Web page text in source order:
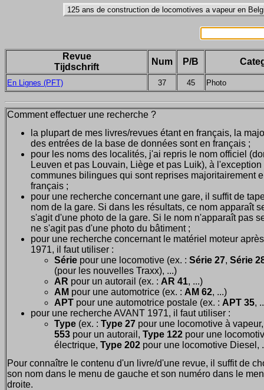
Revue
Tijdschrift
Num P/B
En Lignes (PFT) 37 45 Photo
Comment effectuer une recherche ?
la plupart de mes livres/revues étant en français, la
des entrées de la base de données sont en français ;
pour les noms des localités, j'ai repris le nom officiel
Leuven et pas Louvain, Liège et pas Luik), à l'exception
communes bilingues qui sont reprises majoritairement
français ;
pour une recherche concernant une gare, il suffit de
nom de la gare. Si dans les résultats, ce nom apparaît
s'agit d'une photo de la gare. Si le nom n'apparaît pas
ne s'agit pas d'une photo du bâtiment ;
pour une recherche concernant le matériel moteur après
1971, il faut utiliser :
Série pour une locomotive (ex. : Série 27, Série
(pour les nouvelles Traxx), ...)
AR pour un autorail (ex. : AR 41, ...)
AM pour une automotrice (ex. : AM 62, ...)
APT pour une automotrice postale (ex. : APT 35,
pour une recherche AVANT 1971, il faut utiliser :
Type (ex. : Type 27 pour une locomotive à
553 pour un autorail, Type 122 pour une
électrique, Type 202 pour une locomotive Diesel,
Pour connaître le contenu d'un livre/d'une revue, il suffit de
son nom dans le menu de gauche et son numéro dans le
droite.